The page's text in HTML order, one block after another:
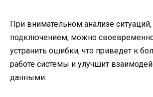
При внимательном анализе
подключением, можно
устранить ошибки, что приведет к
работе системы и улучшит
данными.